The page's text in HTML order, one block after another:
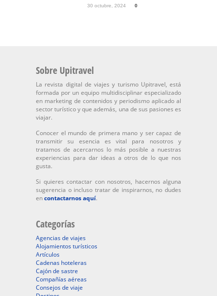
30 octubre, 2024 0
Sobre Upitravel
La revista digital de viajes y turismo Upitravel, está
formada por un equipo multidisciplinar especializado
en marketing de contenidos y periodismo aplicado al
sector turístico y que además, una de sus pasiones es
viajar.
Conocer el mundo de primera mano y ser capaz de
transmitir su esencia es vital para nosotros y
tratamos de acercarnos lo más posible a nuestras
experiencias para dar ideas a otros de lo que nos
gusta.
Si quieres contactar con nosotros, hacernos alguna
sugerencia o incluso tratar de inspirarnos, no dudes
encontactarnos aquí.
Categorías
Agencias de viajes
Alojamientos turísticos
Artículos
Cadenas hoteleras
Cajón de sastre
Compañías aéreas
Consejos de viaje